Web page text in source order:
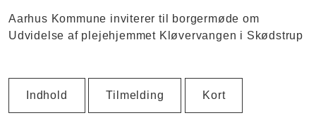
Aarhus Kommune inviterer til borgermøde om
Udvidelse af plejehjemmet Kløvervangen i Skødstrup
Indhold Tilmelding Kort